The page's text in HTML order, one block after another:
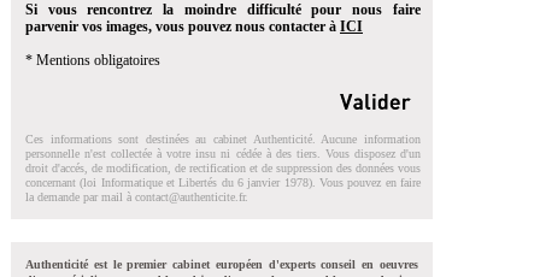
Si vous rencontrez la moindre difficulté pour nous faire
parvenir vos images, vous pouvez nous contacter à ICI
* Mentions obligatoires
Ces informations sont destinées au cabinet Authenticité. Aucune information
personnelle n'est collectée à votre insu ni cédée à des tiers. Vous disposez d'un
droit d'accés, de modification, de rectification et de suppression des données vous
concernant (loi Informatique et Libertés du 6 janvier 1978). Vous pouvez en faire
la demande par mail à contact@authenticite.fr.
Authenticité est le premier cabinet européen d'experts conseil en oeuvres